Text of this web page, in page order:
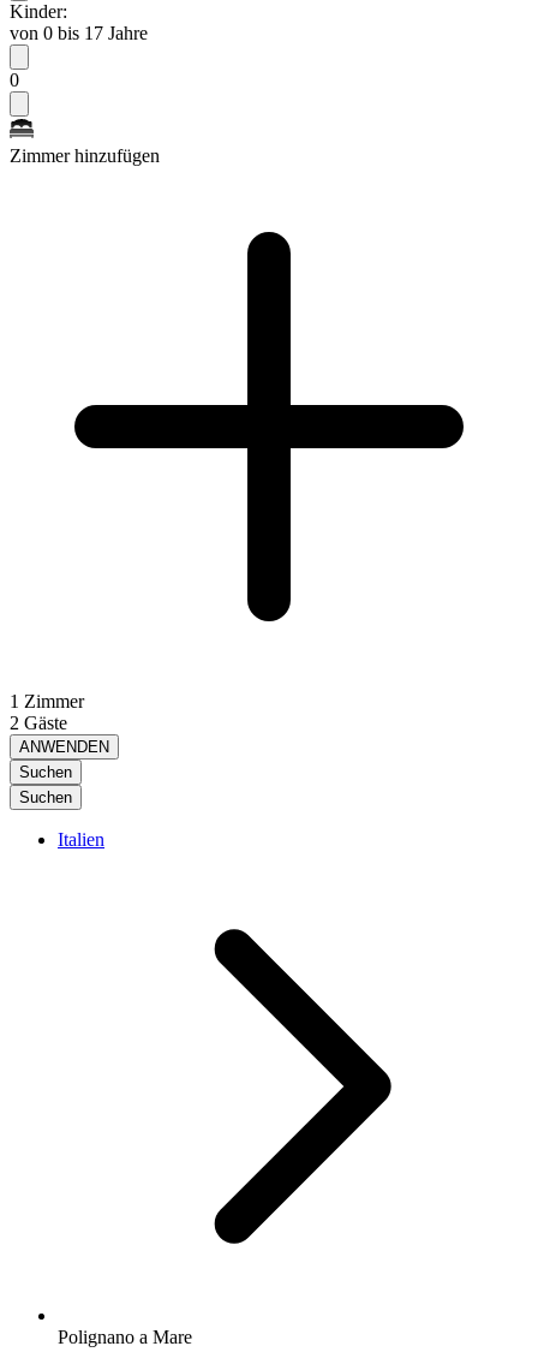
Kinder:
von 0 bis 17 Jahre
0
Zimmer hinzufügen
1 Zimmer
2 Gäste
ANWENDEN
Suchen
Suchen
Italien
Polignano a Mare